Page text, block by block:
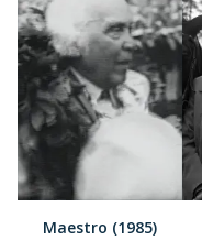
Maestro (1985)